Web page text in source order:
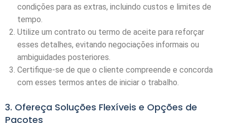
condições para as extras, incluindo custos e limites de
tempo.
Utilize um contrato ou termo de aceite para reforçar
esses detalhes, evitando negociações informais ou
ambiguidades posteriores.
Certifique-se de que o cliente compreende e concorda
com esses termos antes de iniciar o trabalho.
3. Ofereça Soluções Flexíveis e Opções de
Pacotes